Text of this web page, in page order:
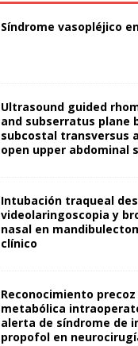
Síndrome vasopléjico
Ultrasound guided
and subserratus plane
subcostal transversus
open upper abdominal
Intubación traqueal
videolaringoscopia y
nasal en
clínico
Reconocimiento
metabólica
alerta de síndrome de
propofol en